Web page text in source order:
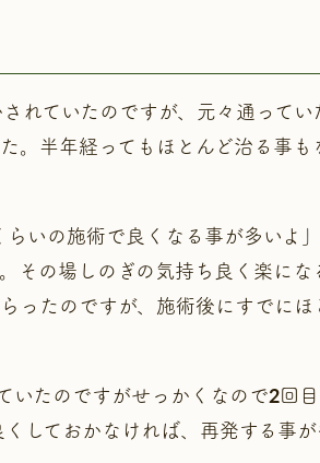
れていたのですが、元々通って
。半年経ってもほとんど治る事
いの施術で良くなる事が多いよ
その場しのぎの気持ち良く楽に
ったのですが、施術後にすでに
たのですがせっかくなので2回
しておかなければ、再発する事